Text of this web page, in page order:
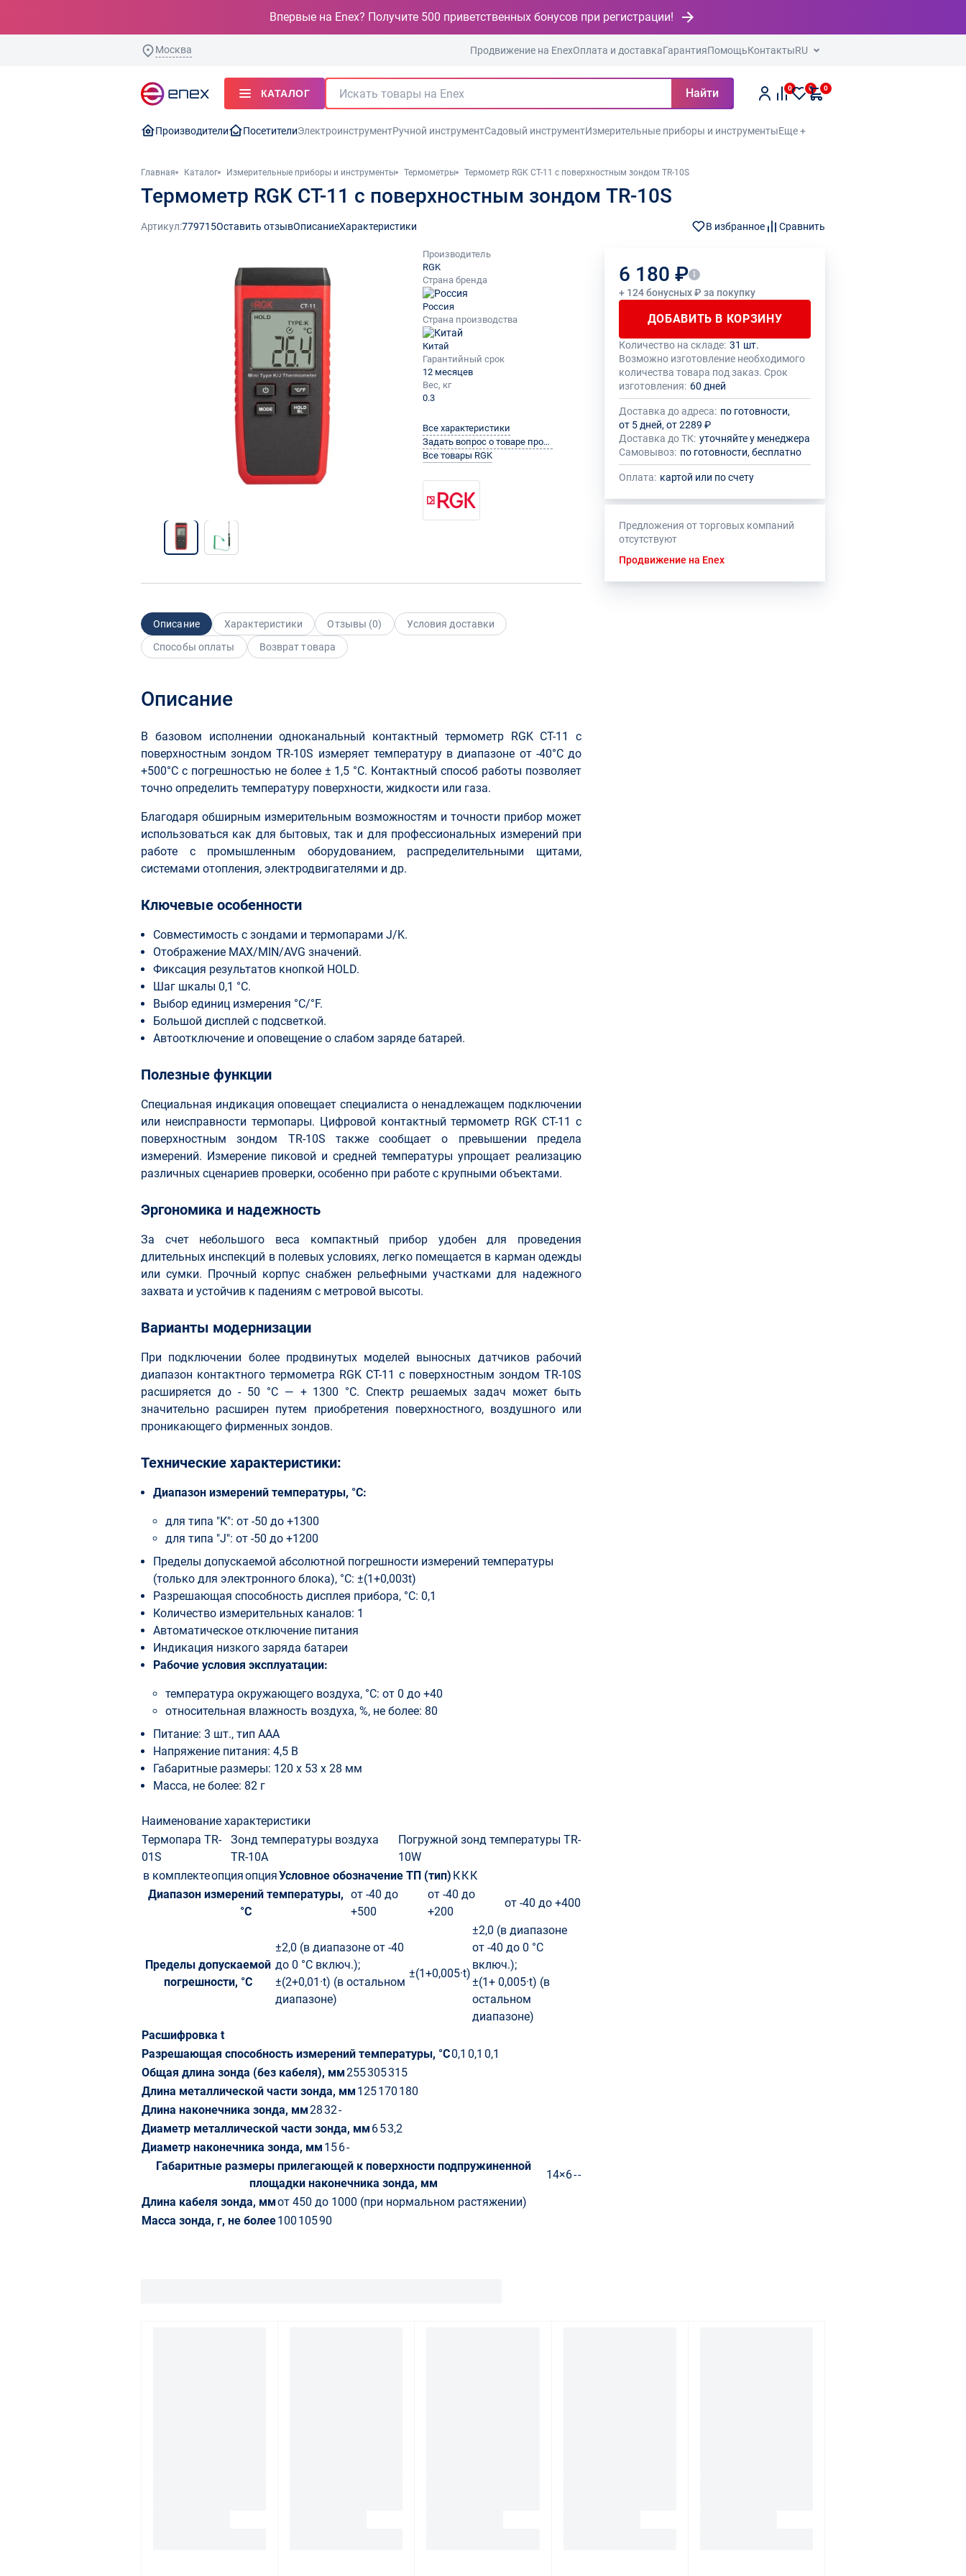
Впервые на Enex? Получите 500 приветственных бонусов при регистрации!
Москва Продвижение на EnexОплата и доставкаГарантияПомощьКонтактыRU
КАТАЛОГ Найти 0 0 0
Производители ПосетителиЭлектроинструментРучной инструментСадовый инструментИзмерительные приборы и инструментыЕще +
Главная Каталог Измерительные приборы и инструменты Термометры Термометр RGK CT-11 с поверхностным зондом TR-10S
Термометр RGK CT-11 с поверхностным зондом TR-10S
Артикул:779715Оставить отзывОписаниеХарактеристики В избранное Сравнить
Производитель
RGK
Страна бренда
Россия
Страна производства
Китай
Гарантийный срок
12 месяцев
Вес, кг
0.3
Все характеристики
Задать вопрос о товаре производителю
Все товары RGK
6 180 ₽
+ 124 бонусных ₽ за покупку
ДОБАВИТЬ В КОРЗИНУ
Общее количество данного товара должно
быть кратно размеру упаковки (1 шт.)
На данный товар производителем
установлено ограничение по размеру
минимального заказа
Количество на складе: 31 шт.
Возможно изготовление необходимого
количества товара под заказ. Срок
изготовления: 60 дней
Доставка до адреса: по готовности,
от 5 дней, от 2289 ₽
Доставка до ТК: уточняйте у менеджера
Самовывоз: по готовности, бесплатно
Оплата: картой или по счету
Предложения от торговых компаний
отсутствуют
Продвижение на Enex
Описание Характеристики Отзывы (0)
Условия доставки
Способы оплаты
Возврат товара
Описание
В базовом исполнении одноканальный контактный термометр RGK CT-11 с
поверхностным зондом TR-10S измеряет температуру в диапазоне от -40°С до
+500°С с погрешностью не более ± 1,5 °C. Контактный способ работы позволяет
точно определить температуру поверхности, жидкости или газа.
Благодаря обширным измерительным возможностям и точности прибор может
использоваться как для бытовых, так и для профессиональных измерений при
работе с промышленным оборудованием, распределительными щитами,
системами отопления, электродвигателями и др.
Ключевые особенности
Совместимость с зондами и термопарами J/K.
Отображение MAX/MIN/AVG значений.
Фиксация результатов кнопкой HOLD.
Шаг шкалы 0,1 °С.
Выбор единиц измерения °C/°F.
Большой дисплей с подсветкой.
Автоотключение и оповещение о слабом заряде батарей.
Полезные функции
Специальная индикация оповещает специалиста о ненадлежащем подключении
или неисправности термопары. Цифровой контактный термометр RGK CT-11 с
поверхностным зондом TR-10S также сообщает о превышении предела
измерений. Измерение пиковой и средней температуры упрощает реализацию
различных сценариев проверки, особенно при работе с крупными объектами.
Эргономика и надежность
За счет небольшого веса компактный прибор удобен для проведения
длительных инспекций в полевых условиях, легко помещается в карман одежды
или сумки. Прочный корпус снабжен рельефными участками для надежного
захвата и устойчив к падениям с метровой высоты.
Варианты модернизации
При подключении более продвинутых моделей выносных датчиков рабочий
диапазон контактного термометра RGK CT-11 с поверхностным зондом TR-10S
расширяется до - 50 °С — + 1300 °С. Спектр решаемых задач может быть
значительно расширен путем приобретения поверхностного, воздушного или
проникающего фирменных зондов.
Технические характеристики:
Диапазон измерений температуры, °С:
для типа "К": от -50 до +1300
для типа "J": от -50 до +1200
Пределы допускаемой абсолютной погрешности измерений температуры
(только для электронного блока), °С: ±(1+0,003t)
Разрешающая способность дисплея прибора, °С: 0,1
Количество измерительных каналов: 1
Автоматическое отключение питания
Индикация низкого заряда батареи
Рабочие условия эксплуатации:
температура окружающего воздуха, °С: от 0 до +40
относительная влажность воздуха, %, не более: 80
Питание: 3 шт., тип ААА
Напряжение питания: 4,5 В
Габаритные размеры: 120 x 53 x 28 мм
Масса, не более: 82 г
Наименование характеристики
Термопара TR-
01S
Зонд температуры воздуха
TR-10A
Погружной зонд температуры TR-
10W
в комплектеопцияопцияУсловное обозначение ТП (тип) ККК
Диапазон измерений температуры,
°С
от -40 до
+500
от -40 до
+200
от -40 до +400
Пределы допускаемой
погрешности, °С
±2,0 (в диапазоне от -40
до 0 °С включ.);
±(2+0,01·t) (в остальном
диапазоне)
±(1+0,005·t)
±2,0 (в диапазоне
от -40 до 0 °С
включ.);
±(1+ 0,005·t) (в
остальном
диапазоне)
Расшифровка t
Разрешающая способность измерений температуры, °С0,1 0,1 0,1
Общая длина зонда (без кабеля), мм255305315
Длина металлической части зонда, мм 125170 180
Длина наконечника зонда, мм2832-
Диаметр металлической части зонда, мм 653,2
Диаметр наконечника зонда, мм 156-
Габаритные размеры прилегающей к поверхности подпружиненной
площадки наконечника зонда, мм
14×6--
Длина кабеля зонда, ммот 450 до 1000 (при нормальном растяжении)
Масса зонда, г, не более100 10590